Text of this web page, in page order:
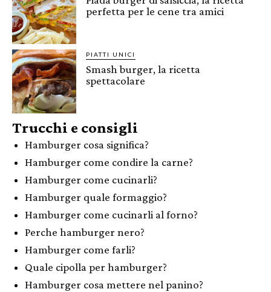
perfetta per le cene tra amici
PIATTI UNICI
Smash burger, la ricetta
spettacolare
Trucchi e consigli
Hamburger cosa significa?
Hamburger come condire la carne?
Hamburger come cucinarli?
Hamburger quale formaggio?
Hamburger come cucinarli al forno?
Perche hamburger nero?
Hamburger come farli?
Quale cipolla per hamburger?
Hamburger cosa mettere nel panino?